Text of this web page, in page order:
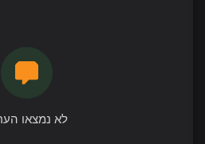
לא נמצאו